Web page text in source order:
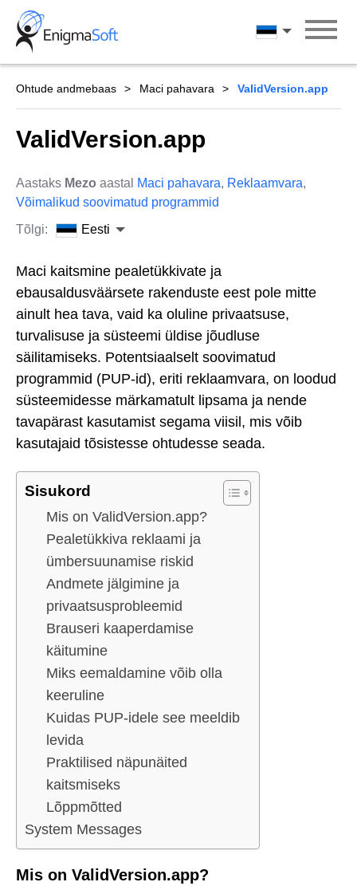
Skip
content
Eesti
Ohtude andmebaas Maci pahavara ValidVersion.app
ValidVersion.app
Aastaks Mezo aastal Maci pahavara, Reklaamvara,
Võimalikud soovimatud programmid
Tõlgi:
Eesti
Maci kaitsmine pealetükkivate ja
ebausaldusväärsete rakenduste eest pole mitte
ainult hea tava, vaid ka oluline privaatsuse,
turvalisuse ja süsteemi üldise jõudluse
säilitamiseks. Potentsiaalselt soovimatud
programmid (PUP-id), eriti reklaamvara, on loodud
süsteemidesse märkamatult lipsama ja nende
tavapärast kasutamist segama viisil, mis võib
kasutajaid tõsistesse ohtudesse seada.
Sisukord
Mis on ValidVersion.app?
Pealetükkiva reklaami ja
ümbersuunamise riskid
Andmete jälgimine ja
privaatsusprobleemid
Brauseri kaaperdamise
käitumine
Miks eemaldamine võib olla
keeruline
Kuidas PUP-idele see meeldib
levida
Praktilised näpunäited
kaitsmiseks
Lõppmõtted
System Messages
Mis on ValidVersion.app?